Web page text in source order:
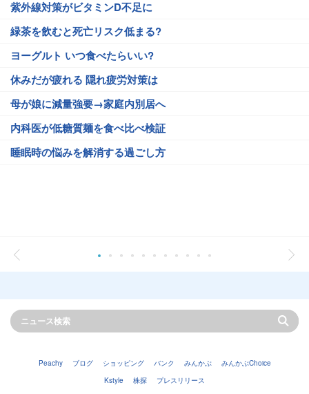
紫外線対策がビタミンD不足に
緑茶を飲むと死亡リスク低まる?
ヨーグルト いつ食べたらいい?
休みだが疲れる 隠れ疲労対策は
母が娘に減量強要→家庭内別居へ
内科医が低糖質麺を食べ比べ検証
睡眠時の悩みを解消する過ごし方
Peachy ブログ ショッピング バンク みんかぶ
みんかぶChoice
Kstyle
株探 プレスリリース